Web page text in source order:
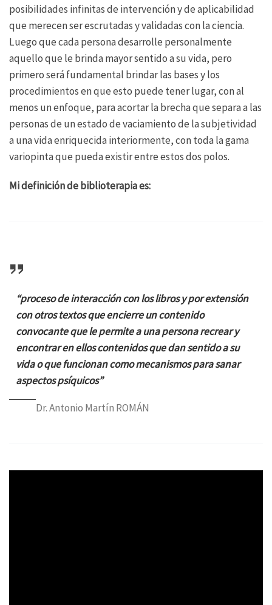
posibilidades infinitas de intervención y de aplicabilidad
que merecen ser escrutadas y validadas con la ciencia.
Luego que cada persona desarrolle personalmente
aquello que le brinda mayor sentido a su vida, pero
primero será fundamental brindar las bases y los
procedimientos en que esto puede tener lugar, con al
menos un enfoque, para acortar la brecha que separa a las
personas de un estado de vaciamiento de la subjetividad
a una vida enriquecida interiormente, con toda la gama
variopinta que pueda existir entre estos dos polos.
Mi definición de biblioterapia es:
“proceso de interacción con los libros y por extensión
con otros textos que encierre un contenido
convocante que le permite a una persona recrear y
encontrar en ellos contenidos que dan sentido a su
vida o que funcionan como mecanismos para sanar
aspectos psíquicos”
Dr. Antonio Martín ROMÁN